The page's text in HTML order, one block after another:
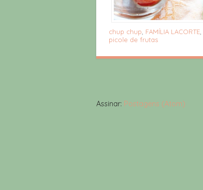
chup chup FAMÍLIA LACORTE
picole de frutas
Assinar: Postagens (Atom)